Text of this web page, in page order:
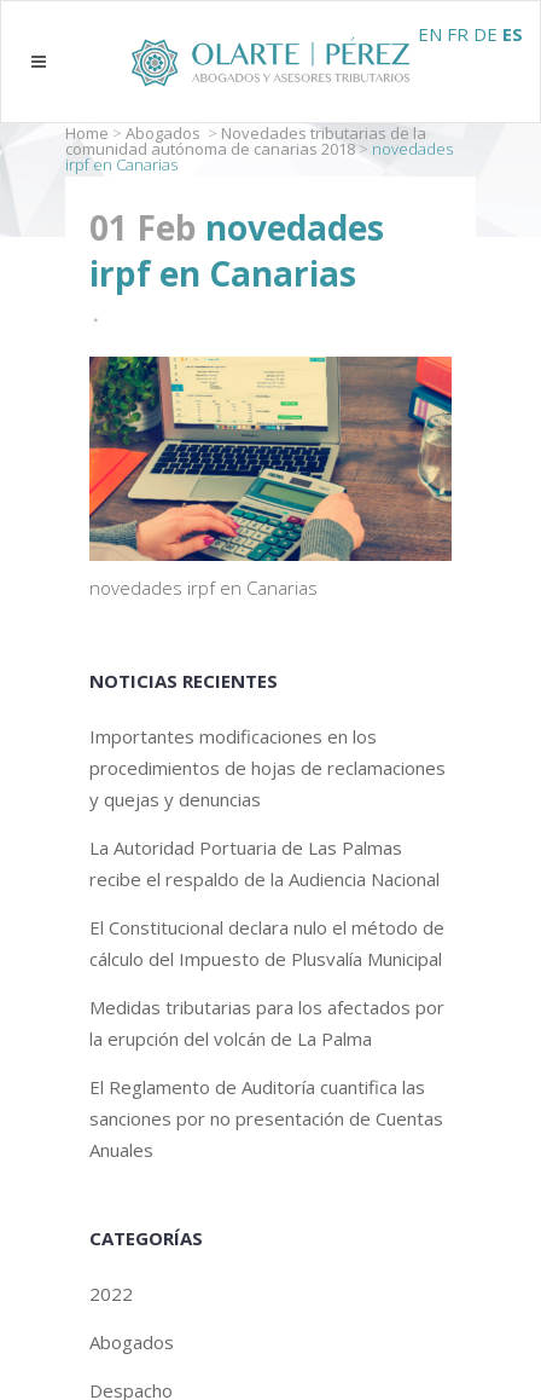
Home > Abogados > Novedades tributarias de la
comunidad autónoma de canarias 2018> novedades
irpf en Canarias
01 Feb novedades
irpf en Canarias
novedades irpf en Canarias
NOTICIAS RECIENTES
Importantes modificaciones en los
procedimientos de hojas de reclamaciones
y quejas y denuncias
La Autoridad Portuaria de Las Palmas
recibe el respaldo de la Audiencia Nacional
El Constitucional declara nulo el método de
cálculo del Impuesto de Plusvalía Municipal
Medidas tributarias para los afectados por
la erupción del volcán de La Palma
El Reglamento de Auditoría cuantifica las
sanciones por no presentación de Cuentas
Anuales
CATEGORÍAS
2022
Abogados
Despacho
EN FR DE ES